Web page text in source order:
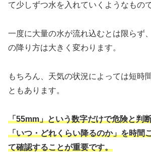
て少しずつ水を入れていくようなもので
一度に大量の水が流れ込むとは限らず
の降り方は大きく変わります。
もちろん、天気の状況によっては短時
ともあります。
「55mm」という数字だけで危険と判
「いつ・どれくらい降るのか」を時間
て確認することが重要です。